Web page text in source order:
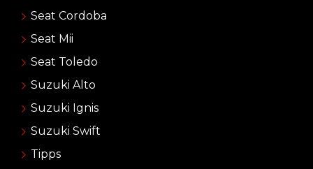
Seat Cordoba
Seat Mii
Seat Toledo
Suzuki Alto
Suzuki Ignis
Suzuki Swift
Tipps